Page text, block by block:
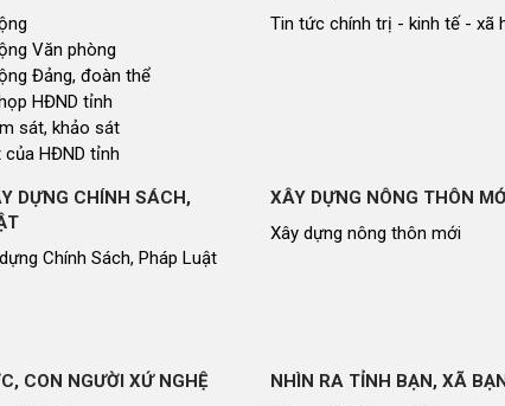
Văn phòng
Đảng, đoàn thể
HĐND tỉnh
sát, khảo sát
của HĐND tỉnh
Tin tức chính trị - kinh tế - xã
DỰNG CHÍNH SÁCH,
Chính Sách, Pháp Luật
XÂY DỰNG NÔNG THÔN
Xây dựng nông thôn mới
CON NGƯỜI XỨ NGHỆ
NHÌN RA TỈNH BẠN, XÃ